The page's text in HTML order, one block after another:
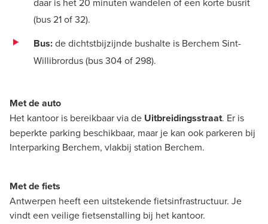
(bus 21 of 32).
Bus:de dichtstbijzijnde bushalte is Berchem Sint-
Willibrordus (bus 304 of 298).
Met de auto
Het kantoor is bereikbaar via de Uitbreidingsstraat. Er is
beperkte parking beschikbaar, maar je kan ook parkeren bij
Interparking Berchem, vlakbij station Berchem.
Met de fiets
Antwerpen heeft een uitstekende fietsinfrastructuur. Je
vindt een veilige fietsenstalling bij het kantoor.